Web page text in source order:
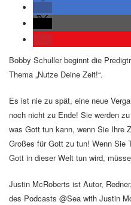
Bobby Schuller beginnt die
Thema „Nutze Deine Zeit!“.
Es ist nie zu spät, eine neue
noch nicht zu Ende! Sie werden
was Gott tun kann, wenn Sie Ihre
Großes für Gott zu tun! Wenn Sie
Gott in dieser Welt tun wird,
Justin McRoberts ist Autor,
des Podcasts @Sea with Justin